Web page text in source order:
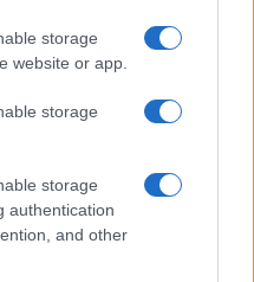
storage
website or app.
storage
storage
authentication
and other